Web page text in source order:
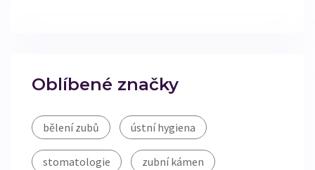
Oblíbené značky
bělení zubů ústní hygiena
stomatologie zubní kámen